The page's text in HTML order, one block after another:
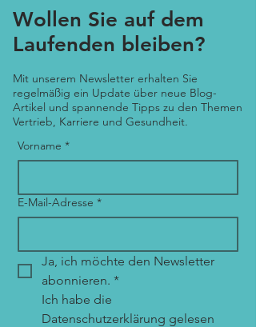
Wollen Sie auf dem
Laufenden bleiben?
Mit unserem Newsletter erhalten Sie
regelmäßig ein Update über neue Blog-
Artikel und spannende Tipps zu den Themen
Vertrieb, Karriere und Gesundheit.
Vorname *
E-Mail-Adresse *
Ja, ich möchte den Newsletter
abonnieren. *
Ich habe die
Datenschutzerklärung gelesen